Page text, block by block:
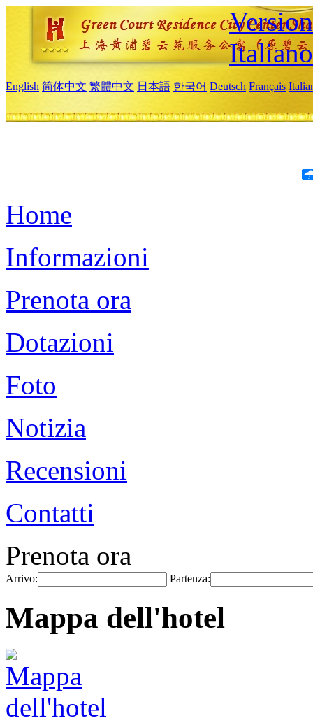
Italiano
English 简体中文 繁體中文 日本語 한국어 Deutsch Français
Home
Informazioni
Prenota ora
Dotazioni
Foto
Notizia
Recensioni
Contatti
Prenota ora
Arrivo: Partenza:
Mappa dell'hotel